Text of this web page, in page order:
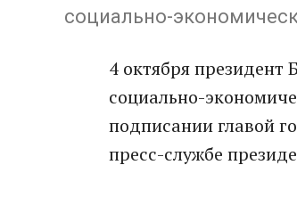
социально-
4 октября
социально-
подписании главой
пресс-службе